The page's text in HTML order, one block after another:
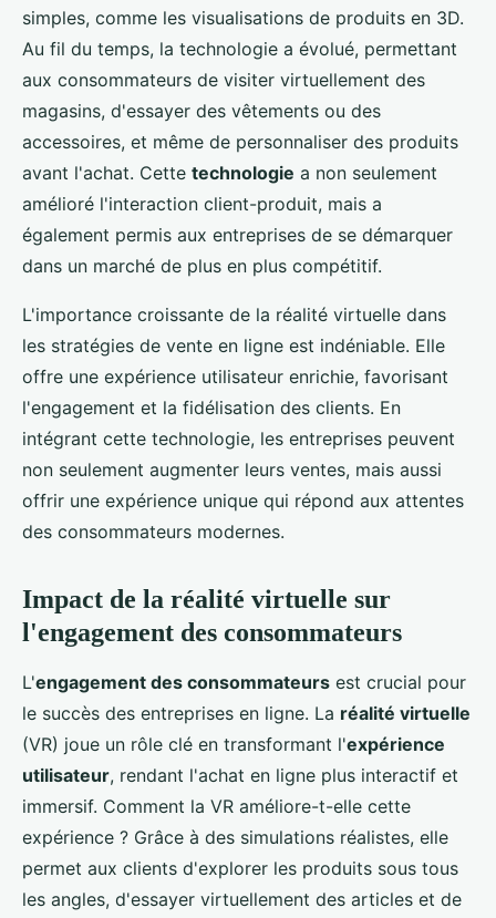
simples, comme les visualisations de produits en 3D.
Au fil du temps, la technologie a évolué, permettant
aux consommateurs de visiter virtuellement des
magasins, d'essayer des vêtements ou des
accessoires, et même de personnaliser des produits
avant l'achat. Cette technologie a non seulement
amélioré l'interaction client-produit, mais a
également permis aux entreprises de se démarquer
dans un marché de plus en plus compétitif.
L'importance croissante de la réalité virtuelle dans
les stratégies de vente en ligne est indéniable. Elle
offre une expérience utilisateur enrichie, favorisant
l'engagement et la fidélisation des clients. En
intégrant cette technologie, les entreprises peuvent
non seulement augmenter leurs ventes, mais aussi
offrir une expérience unique qui répond aux attentes
des consommateurs modernes.
Impact de la réalité virtuelle sur
l'engagement des consommateurs
L'engagement des consommateurs est crucial pour
le succès des entreprises en ligne. La réalité virtuelle
(VR) joue un rôle clé en transformant l'expérience
utilisateur, rendant l'achat en ligne plus interactif et
immersif. Comment la VR améliore-t-elle cette
expérience ? Grâce à des simulations réalistes, elle
permet aux clients d'explorer les produits sous tous
les angles, d'essayer virtuellement des articles et de